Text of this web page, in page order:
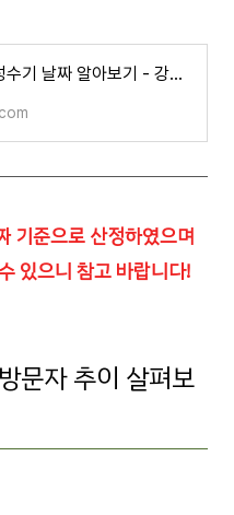
강릉 성수기 비성수기 날짜 알아보기 - 강릉 여행 준비
기준으로 산정하였으며
있으니 참고 바랍니다!
문자 추이 살펴보